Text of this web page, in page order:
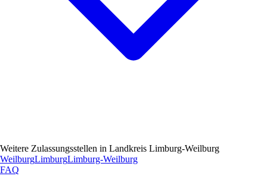
Weitere Zulassungsstellen in Landkreis Limburg-Weilburg
WeilburgLimburgLimburg-Weilburg
FAQ